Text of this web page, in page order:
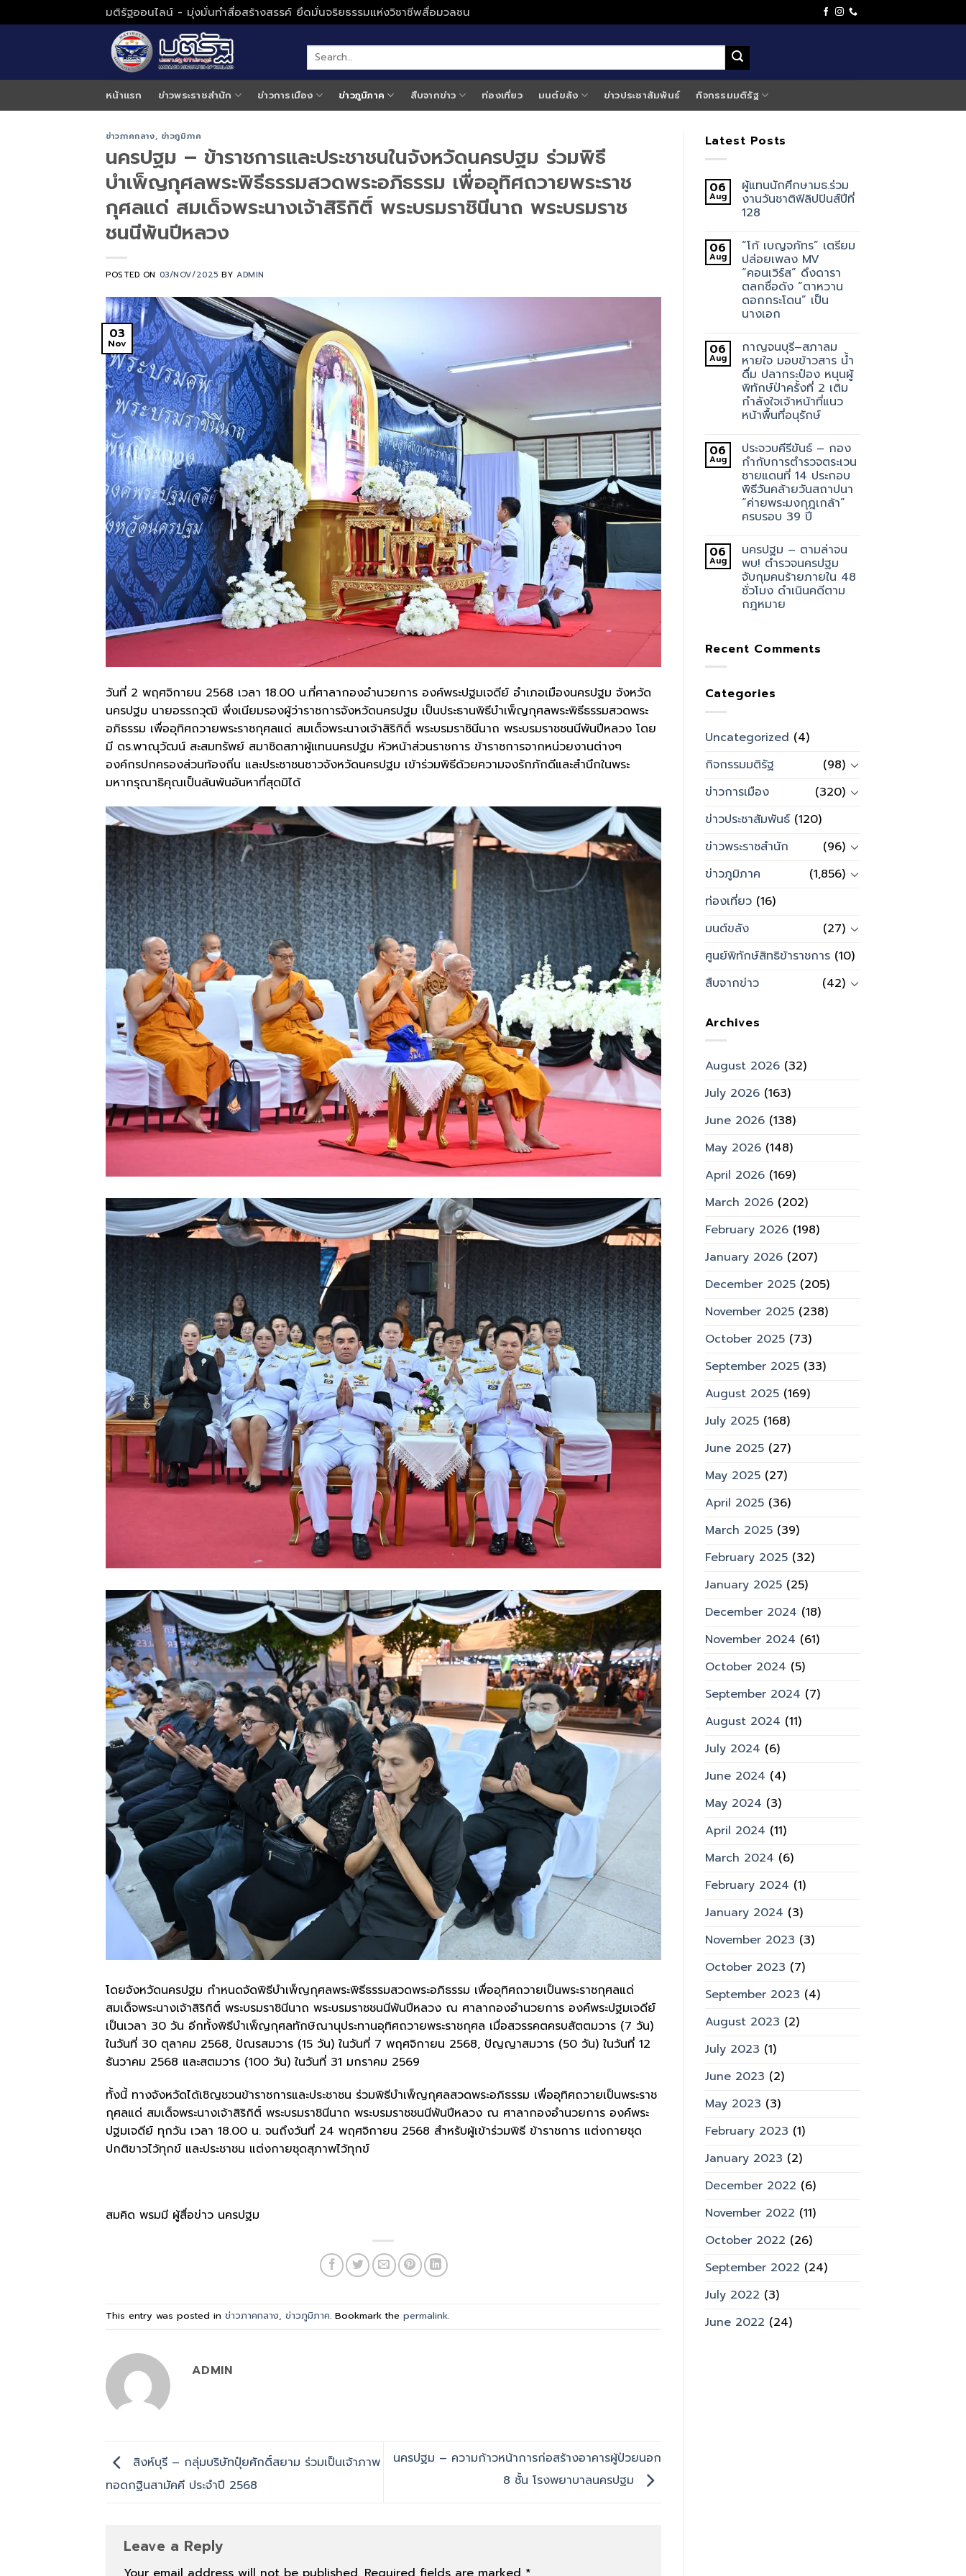
to
มติรัฐออนไลน์ - มุ่งมั่นทำสื่อสร้างสรรค์ ยึดมั่นจริยธรรมแห่งวิชาชีพสื่อมวลชน
หน้าแรก ข่าวพระราชสำนัก ข่าวการเมือง ข่าวภูมิภาค สืบจากข่าว ท่องเที่ยว มนต์ขลัง ข่าวประชาสัมพันธ์ กิจกรรมมติรัฐ
ข่าวภาคกลาง, ข่าวภูมิภาค
นครปฐม – ข้าราชการและประชาชนในจังหวัดนครปฐม ร่วมพิธี
บำเพ็ญกุศลพระพิธีธรรมสวดพระอภิธรรม เพื่ออุทิศถวายพระราช
กุศลแด่ สมเด็จพระนางเจ้าสิริกิติ์ พระบรมราชินีนาถ พระบรมราช
ชนนีพันปีหลวง
POSTED ON 03/NOV/2025 BYADMIN
03
Nov
วันที่ 2 พฤศจิกายน 2568 เวลา 18.00 น.ที่ศาลากองอำนวยการ องค์พระปฐมเจดีย์ อำเภอเมืองนครปฐม จังหวัด
นครปฐม นายอรรถวุฒิ พึ่งเนียมรองผู้ว่าราชการจังหวัดนครปฐม เป็นประธานพิธีบำเพ็ญกุศลพระพิธีธรรมสวดพระ
อภิธรรม เพื่ออุทิศถวายพระราชกุศลแด่ สมเด็จพระนางเจ้าสิริกิติ์ พระบรมราชินีนาถ พระบรมราชชนนีพันปีหลวง โดย
มี ดร.พาณุวัฒน์ สะสมทรัพย์ สมาชิดสภาผู้แทนนครปฐม หัวหน้าส่วนราชการ ข้าราชการจากหน่วยงานต่างๆ
องค์กรปกครองส่วนท้องถิ่น และประชาชนชาวจังหวัดนครปฐม เข้าร่วมพิธีด้วยความจงรักภักดีและสำนึกในพระ
มหากรุณาธิคุณเป็นล้นพ้นอันหาที่สุดมิได้
โดยจังหวัดนครปฐม กำหนดจัดพิธีบำเพ็ญกุศลพระพิธีธรรมสวดพระอภิธรรม เพื่ออุทิศถวายเป็นพระราชกุศลแด่
สมเด็จพระนางเจ้าสิริกิติ์ พระบรมราชินีนาถ พระบรมราชชนนีพันปีหลวง ณ ศาลากองอำนวยการ องค์พระปฐมเจดีย์
เป็นเวลา 30 วัน อีกทั้งพิธีบำเพ็ญกุศลทักษิณานุประทานอุทิศถวายพระราชกุศล เมื่อสวรรคตครบสัตตมวาร (7 วัน)
ในวันที่ 30 ตุลาคม 2568, ปัณรสมวาร (15 วัน) ในวันที่ 7 พฤศจิกายน 2568, ปัญญาสมวาร (50 วัน) ในวันที่ 12
ธันวาคม 2568 และสตมวาร (100 วัน) ในวันที่ 31 มกราคม 2569
ทั้งนี้ ทางจังหวัดได้เชิญชวนข้าราชการและประชาชน ร่วมพิธีบำเพ็ญกุศลสวดพระอภิธรรม เพื่ออุทิศถวายเป็นพระราช
กุศลแด่ สมเด็จพระนางเจ้าสิริกิติ์ พระบรมราชินีนาถ พระบรมราชชนนีพันปีหลวง ณ ศาลากองอำนวยการ องค์พระ
ปฐมเจดีย์ ทุกวัน เวลา 18.00 น. จนถึงวันที่ 24 พฤศจิกายน 2568 สำหรับผู้เข้าร่วมพิธี ข้าราชการ แต่งกายชุด
ปกติขาวไว้ทุกข์ และประชาชน แต่งกายชุดสุภาพไว้ทุกข์
สมคิด พรมมี ผู้สื่อข่าว นครปฐม
This entry was posted in ข่าวภาคกลาง, ข่าวภูมิภาค. Bookmark the permalink.
ADMIN
สิงห์บุรี – กลุ่มบริษัทปุ๋ยศักดิ์สยาม ร่วมเป็นเจ้าภาพ
ทอดกฐินสามัคคี ประจำปี 2568
นครปฐม – ความก้าวหน้าการก่อสร้างอาคารผู้ป่วยนอก
8 ชั้น โรงพยาบาลนครปฐม
Leave a Reply
Latest Posts
06
Aug
ผู้แทนนักศึกษามธ.ร่วม
งานวันชาติฟิลิปปินส์ปีที่
128
06
Aug
“โก้ เบญจภัทร” เตรียม
ปล่อยเพลง MV
“คอนเวิร์ส” ดึงดารา
ตลกชื่อดัง “ตาหวาน
ดอกกระโดน” เป็น
นางเอก
06
Aug
กาญจนบุรี–สภาลม
หายใจ มอบข้าวสาร น้ำ
ดื่ม ปลากระป๋อง หนุนผู้
พิทักษ์ป่าครั้งที่ 2 เติม
กำลังใจเจ้าหน้าที่แนว
หน้าพื้นที่อนุรักษ์
06
Aug
ประจวบคีรีขันธ์ – กอง
กำกับการตำรวจตระเวน
ชายแดนที่ 14 ประกอบ
พิธีวันคล้ายวันสถาปนา
“ค่ายพระมงกุฎเกล้า”
ครบรอบ 39 ปี
06
Aug
นครปฐม – ตามล่าจน
พบ! ตำรวจนครปฐม
จับกุมคนร้ายภายใน 48
ชั่วโมง ดำเนินคดีตาม
กฎหมาย
Recent Comments
Categories
Uncategorized (4)
กิจกรรมมติรัฐ
(98)
ข่าวการเมือง
(320)
ข่าวประชาสัมพันธ์(120)
ข่าวพระราชสำนัก
(96)
ข่าวภูมิภาค
(1,856)
ท่องเที่ยว(16)
มนต์ขลัง
(27)
ศูนย์พิทักษ์สิทธิข้าราชการ(10)
สืบจากข่าว
(42)
Archives
August 2026(32)
July 2026(163)
June 2026(138)
May 2026(148)
April 2026(169)
March 2026(202)
February 2026(198)
January 2026(207)
December 2025(205)
November 2025(238)
October 2025(73)
September 2025(33)
August 2025(169)
July 2025(168)
June 2025(27)
May 2025(27)
April 2025(36)
March 2025(39)
February 2025(32)
January 2025(25)
December 2024 (18)
November 2024 (61)
October 2024 (5)
September 2024 (7)
August 2024 (11)
July 2024 (6)
June 2024 (4)
May 2024 (3)
April 2024 (11)
March 2024 (6)
February 2024 (1)
January 2024 (3)
November 2023 (3)
October 2023 (7)
September 2023 (4)
August 2023 (2)
July 2023 (1)
June 2023 (2)
May 2023 (3)
February 2023 (1)
January 2023 (2)
December 2022 (6)
November 2022 (11)
October 2022 (26)
September 2022 (24)
July 2022 (3)
June 2022 (24)